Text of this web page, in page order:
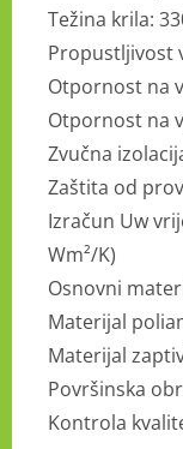
Težina krila:
Propustljivost
Otpornost na
Otpornost na
Zvučna
Zaštita od
Izračun Uw
Wm²/K)
Osnovni
Materijal
Materijal
Površinska
Kontrola